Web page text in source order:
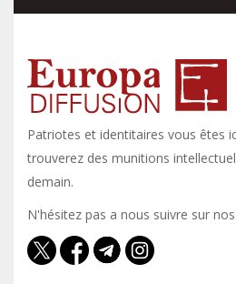
Patriotes et identitaires vous êtes
trouverez des munitions
demain.
N'hésitez pas a nous suivre sur